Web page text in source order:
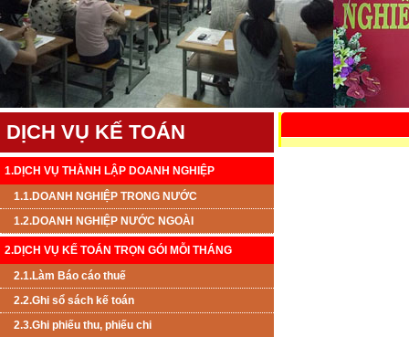
DỊCH VỤ KẾ TOÁN
1.DỊCH VỤ THÀNH LẬP DOANH NGHIỆP
1.1.DOANH NGHIỆP TRONG NƯỚC
1.2.DOANH NGHIỆP NƯỚC NGOÀI
2.DỊCH VỤ KẾ TOÁN TRỌN GÓI MỖI THÁNG
2.1.Làm Báo cáo thuế
2.2.Ghi sổ sách kế toán
2.3.Ghi phiếu thu, phiếu chi